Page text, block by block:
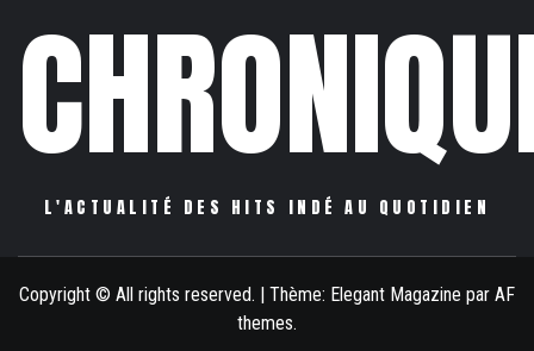
L'ACTUALITÉ DES HITS INDÉ AU QUOTIDIEN
Copyright © All rights reserved. | Thème: Elegant Magazine par AF
themes.